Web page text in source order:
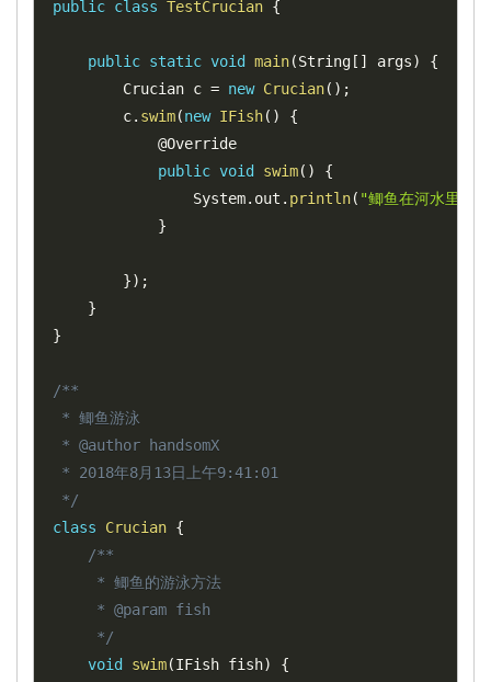
public class TestCrucian {
public static void main(String [ ] args)
{
		Crucian c
= new Crucian( ) ;
		c
. swim(new IFish( )
{
public void swim( )
{
				System
. out . println( "鲫鱼在河水里游
}
}) ;
}
}
/**
* 鲫鱼游泳
* @author handsomX
* 2018年8月13日上午9:41:01
*/
class
Crucian {
/**
	 */
void
swim(IFish fish)
{